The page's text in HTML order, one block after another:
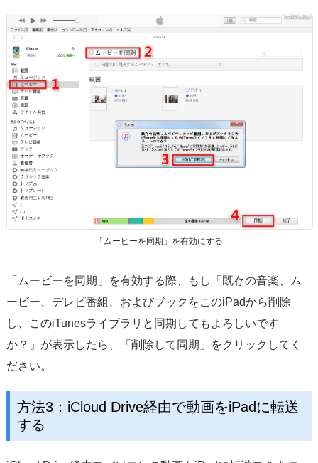
「ムービーを同期」を有効にする
「ムービーを同期」を有効する際、もし「既存の音楽、ム
ービー、デレビ番組、およびブックをこのiPadから削除
し、このiTunesライブラリと同期してもよろしいです
か？」が表示したら、「削除して同期」をクリックしてく
ださい。
方法3：iCloud Drive経由で動画をiPadに転送
する